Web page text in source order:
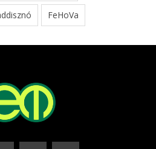
FeHoVa